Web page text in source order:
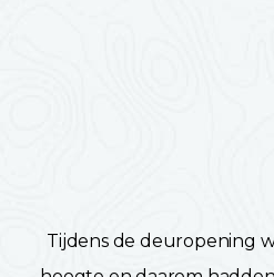
Tijdens de deuropening